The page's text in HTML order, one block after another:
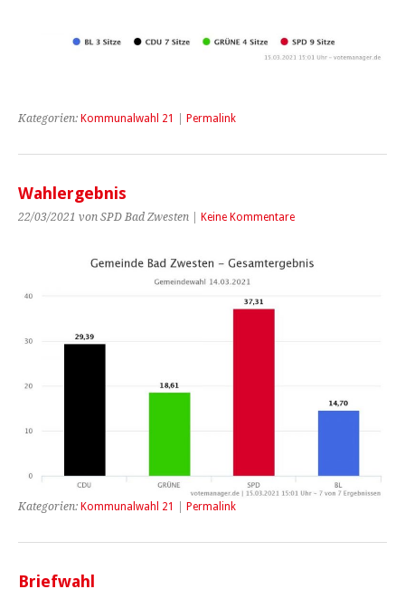
Kategorien: Kommunalwahl 21 Permalink
Wahlergebnis
22/03/2021 von SPD Bad Zwesten | Keine Kommentare
Kategorien: Kommunalwahl 21 Permalink
Briefwahl